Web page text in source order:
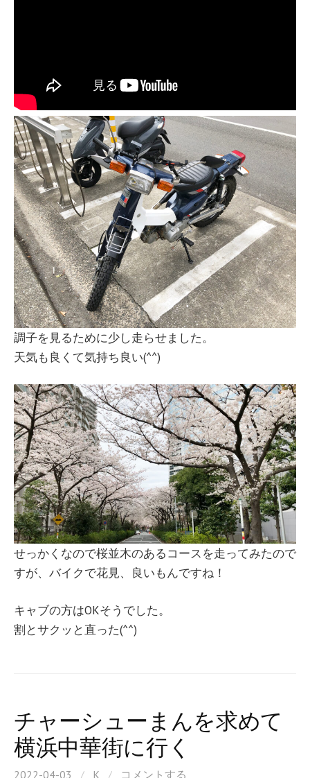
調子を見るために少し走らせました。
天気も良くて気持ち良い(^^)
せっかくなので桜並木のあるコースを走ってみたので
すが、バイクで花見、良いもんですね！
キャブの方はOKそうでした。
割とサクッと直った(^^)
チャーシューまんを求めて
横浜中華街に行く
2022-04-03 / K / コメントする